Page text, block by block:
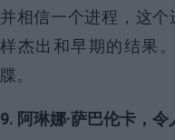
并相信一个进程，这
样杰出和早期的结果
牒。
9. 阿琳娜·萨巴伦卡，令